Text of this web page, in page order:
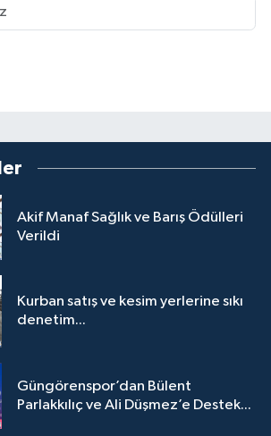
Akif Manaf Sağlık ve Barış Ödülleri
Verildi
Kurban satış ve kesim yerlerine sıkı
denetim...
Güngörenspor’dan Bülent
Parlakkılıç ve Ali Düşmez’e Destek...